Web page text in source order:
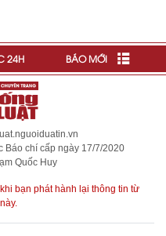
24H BÁO MỚI
Báo chí cấp ngày 17/7/2020
Quốc Huy
bạn phát hành lại thông tin từ